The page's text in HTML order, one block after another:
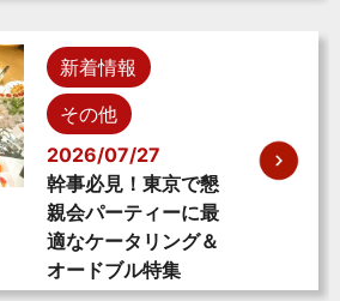
新着情報
その他
2026/07/27
幹事必見！東京で懇
親会パーティーに最
適なケータリング＆
オードブル特集